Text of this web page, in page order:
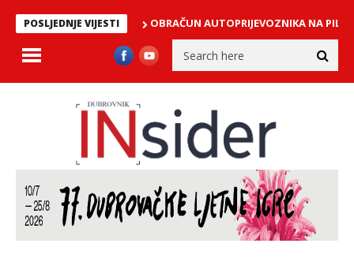
POSLJEDNJE VIJESTI OBRAČUN AUTOPRIJEVOZNIKA NA